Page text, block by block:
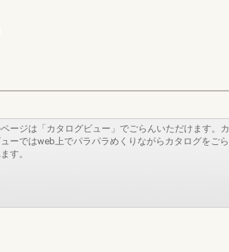
ージは「カタログビュー」でごらんいただけます。カ
ーではweb上でパラパラめくりながらカタログをごら
す。